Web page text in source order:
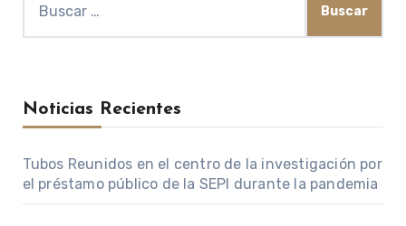
Noticias Recientes
Tubos Reunidos en el centro de la investigación por
el préstamo público de la SEPI durante la pandemia